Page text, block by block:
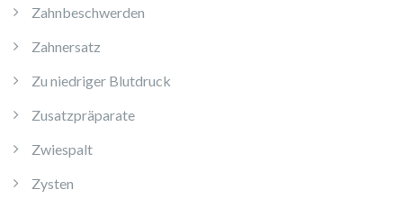
Zahnbeschwerden
Zahnersatz
Zu niedriger Blutdruck
Zusatzpräparate
Zwiespalt
Zysten